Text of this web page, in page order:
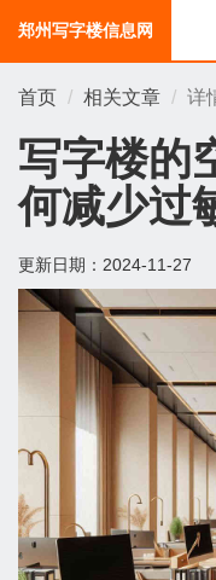
郑州写字楼信息网
首页 相关文章 详
写字楼的
何减少过
更新日期： 2024-11-27